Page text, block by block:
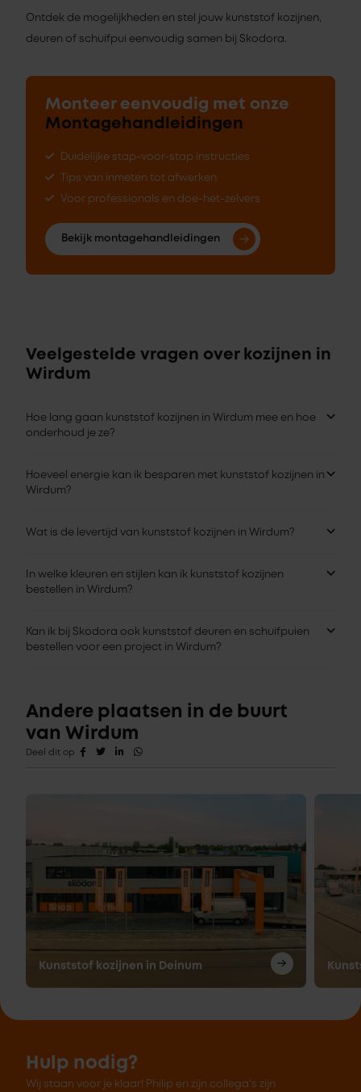
Ontdek de mogelijkheden en stel jouw kunststof kozijnen,
deuren of schuifpui eenvoudig samen bij Skodora.
Monteer eenvoudig met onze
Montagehandleidingen
Duidelijke stap-voor-stap instructies
Tips van inmeten tot afwerken
Voor professionals en doe-het-zelvers
Bekijk montagehandleidingen
Veelgestelde vragen over kozijnen in
Wirdum
Hoe lang gaan kunststof kozijnen in Wirdum mee en hoe
onderhoud je ze?
Hoeveel energie kan ik besparen met kunststof kozijnen in
Wirdum?
Wat is de levertijd van kunststof kozijnen in Wirdum?
In welke kleuren en stijlen kan ik kunststof kozijnen
bestellen in Wirdum?
Kan ik bij Skodora ook kunststof deuren en schuifpuien
bestellen voor een project in Wirdum?
Andere plaatsen in de buurt
van Wirdum
Deel dit op
Kunststof kozijnen in Deinum
Hulp nodig?
Wij staan voor je klaar! Philip en zijn collega's zijn